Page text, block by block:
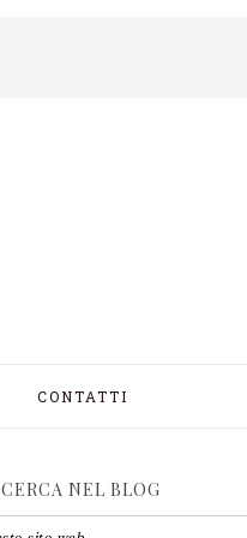
CONTATTI
CERCA NEL BLOG